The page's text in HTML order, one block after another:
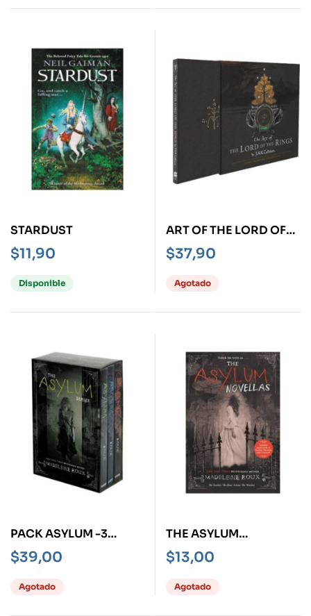
STARDUST
$11,90
Disponible
ART OF THE LORD OF
THE RINGS, THE
$37,90
Agotado
PACK ASYLUM -3
BOOKS- (ASYLUM,
SANCTUM,
CATACOMB)
$39,00
Agotado
THE ASYLUM
NOVELLAS, THE
SCARLETS, THE BONE
ARTISTS, THE WARDEN
$13,00
Agotado